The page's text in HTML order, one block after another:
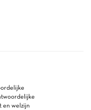
en welzijn